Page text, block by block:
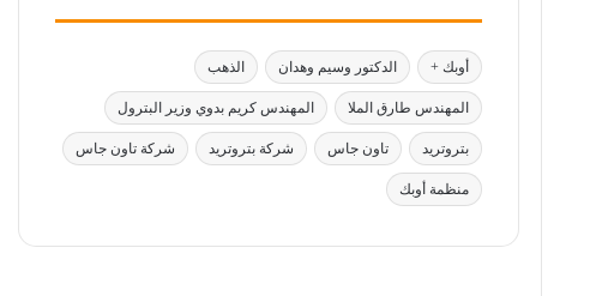
أوبك + الدكتور وسيم وهدان الذهب
المهندس طارق الملا المهندس كريم بدوي وزير البترول
بتروتريد تاون جاس شركة بتروتريد شركة تاون جاس
منظمة أوبك